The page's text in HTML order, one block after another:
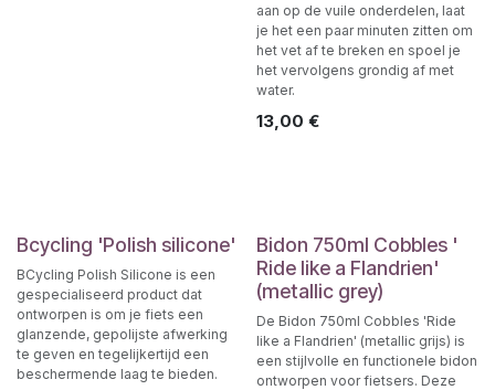
aan op de vuile onderdelen, laat
je het een paar minuten zitten om
het vet af te breken en spoel je
het vervolgens grondig af met
water.
13,00 €
Bcycling 'Polish silicone'
BCycling Polish Silicone is een
gespecialiseerd product dat
ontworpen is om je fiets een
glanzende, gepolijste afwerking
te geven en tegelijkertijd een
beschermende laag te bieden.
Bidon 750ml Cobbles '
Ride like a Flandrien'
(metallic grey)
De Bidon 750ml Cobbles 'Ride
like a Flandrien' (metallic grijs) is
een stijlvolle en functionele bidon
ontworpen voor fietsers. Deze